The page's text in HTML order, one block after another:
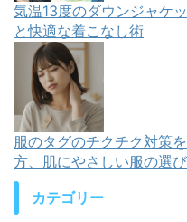
気温13度のダウンジャケ
と快適な着こなし術
服のタグのチクチク対策
方、肌にやさしい服の選
カテゴリー